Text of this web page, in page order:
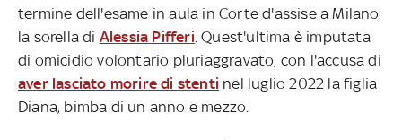
termine dell'esame in aula in Corte d'assise a Milano
la sorella di Alessia Pifferi . Quest'ultima è imputata
di omicidio volontario pluriaggravato, con l'accusa di
aver lasciato morire di stenti nel luglio 2022 la figlia
Diana, bimba di un anno e mezzo.